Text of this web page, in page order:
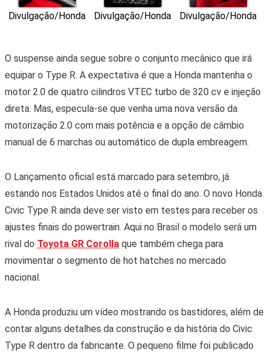
Divulgação/Honda Divulgação/Honda Divulgação/Honda
O suspense ainda segue sobre o conjunto mecânico que irá
equipar o Type R. A expectativa é que a Honda mantenha o
motor 2.0 de quatro cilindros VTEC turbo de 320 cv e injeção
direta. Mas, especula-se que venha uma nova versão da
motorização 2.0 com mais potência e a opção de câmbio
manual de 6 marchas ou automático de dupla embreagem.
O Lançamento oficial está marcado para setembro, já
estando nos Estados Unidos até o final do ano. O novo Honda
Civic Type R ainda deve ser visto em testes para receber os
ajustes finais do powertrain. Aqui no Brasil o modelo será um
rival do Toyota GR Corollaque também chega para
movimentar o segmento de hot hatches no mercado
nacional.
A Honda produziu um vídeo mostrando os bastidores, além de
contar alguns detalhes da construção e da história do Civic
Type R dentro da fabricante. O pequeno filme foi publicado